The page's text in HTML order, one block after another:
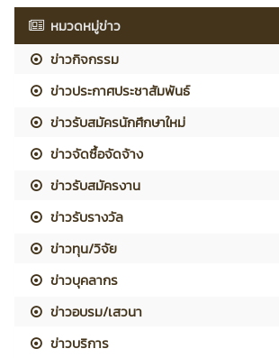
หมวดหมู่ข่าว
ข่าวกิจกรรม
ข่าวประกาศประชาสัมพันธ์
ข่าวรับสมัครนักศึกษาใหม่
ข่าวจัดซื้อจัดจ้าง
ข่าวรับสมัครงาน
ข่าวรับรางวัล
ข่าวทุน/วิจัย
ข่าวบุคลากร
ข่าวอบรม/เสวนา
ข่าวบริการ